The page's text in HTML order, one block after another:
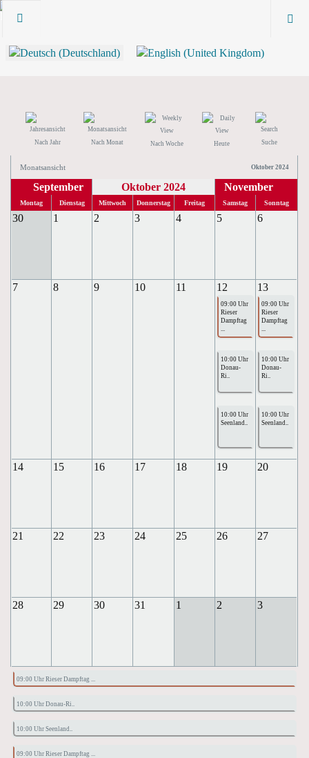
Nach Jahr Nach Monat Nach Woche Heute Suche
Monatsansicht Oktober 2024
September Oktober 2024 November
Montag Dienstag Mittwoch Donnerstag Freitag Samstag Sonntag
30 1 2 3 4 5 6
7 8 9 10 11 12 13
09:00 Uhr
Rieser
Dampftag
...
09:00 Uhr
Rieser
Dampftag
...
10:00 Uhr
Donau-
Ri..
10:00 Uhr
Donau-
Ri..
10:00 Uhr
Seenland..
10:00 Uhr
Seenland..
14 15 16 17 18 19 20
21 22 23 24 25 26 27
28 29 30 31 1 2 3
09:00 Uhr Rieser Dampftag ...
10:00 Uhr Donau-Ri..
10:00 Uhr Seenland..
09:00 Uhr Rieser Dampftag ...